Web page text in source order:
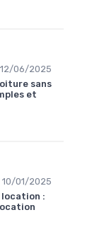
12/06/2025
sans
et
10/01/2025
location :